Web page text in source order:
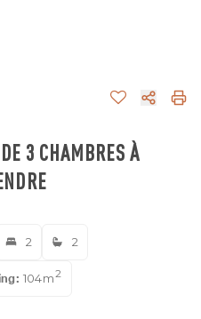
3 CHAMBRES À
2 2
104m2